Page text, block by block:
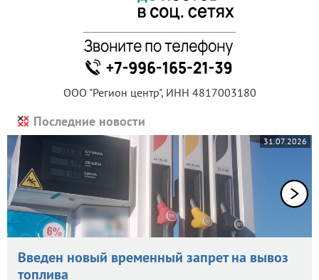
ООО "Регион центр", ИНН 4817003180
Последние новости
31.07.2026
Введен новый временный запрет на вывоз
топлива